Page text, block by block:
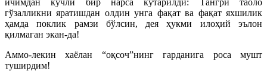
ичимдан кучли бир нарса кўтарилди: Тангри таоло
гўзалликни яратишдан олдин унга фақат ва фақат яхшилик
ҳамда поклик рамзи бўлсин, дея ҳукми илоҳий эълон
қилмаган экан-да!
Аммо-лекин хаёлан “оқсоч”нинг гарданига роса мушт
туширдим!